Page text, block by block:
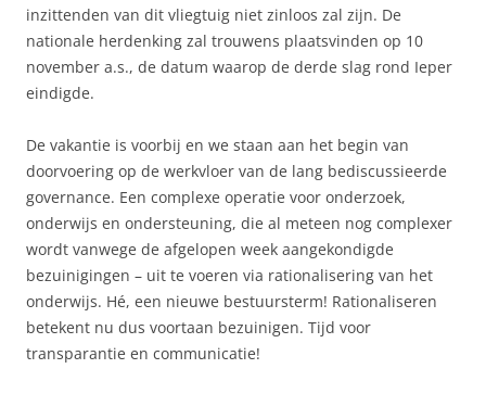
inzittenden van dit vliegtuig niet zinloos zal zijn. De
nationale herdenking zal trouwens plaatsvinden op 10
november a.s., de datum waarop de derde slag rond Ieper
eindigde.
De vakantie is voorbij en we staan aan het begin van
doorvoering op de werkvloer van de lang bediscussieerde
governance. Een complexe operatie voor onderzoek,
onderwijs en ondersteuning, die al meteen nog complexer
wordt vanwege de afgelopen week aangekondigde
bezuinigingen – uit te voeren via rationalisering van het
onderwijs. Hé, een nieuwe bestuursterm! Rationaliseren
betekent nu dus voortaan bezuinigen. Tijd voor
transparantie en communicatie!